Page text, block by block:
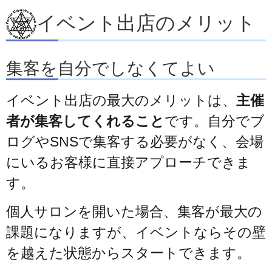
イベント出店のメリット
集客を自分でしなくてよい
イベント出店の最大のメリットは、 主催
者が集客してくれることです。自分でブ
ログやSNSで集客する必要がなく、会場
にいるお客様に直接アプローチできま
す。
個人サロンを開いた場合、集客が最大の
課題になりますが、イベントならその壁
を越えた状態からスタートできます。